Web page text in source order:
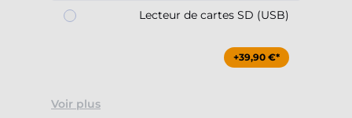
Lecteur de cartes SD (USB)
+39,90 €*
Voir plus